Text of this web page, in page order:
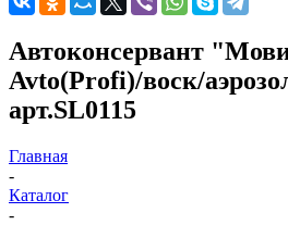
Автоконсервант
Avto(Profi)/воск/
арт.SL0115
Главная
-
Каталог
-